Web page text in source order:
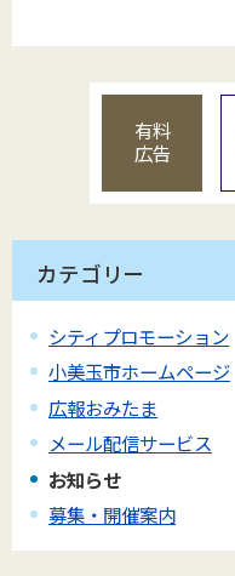
有料
広告
カテゴリー
シティプロモーション
小美玉市ホームページ
広報おみたま
メール配信サービス
お知らせ
募集・開催案内